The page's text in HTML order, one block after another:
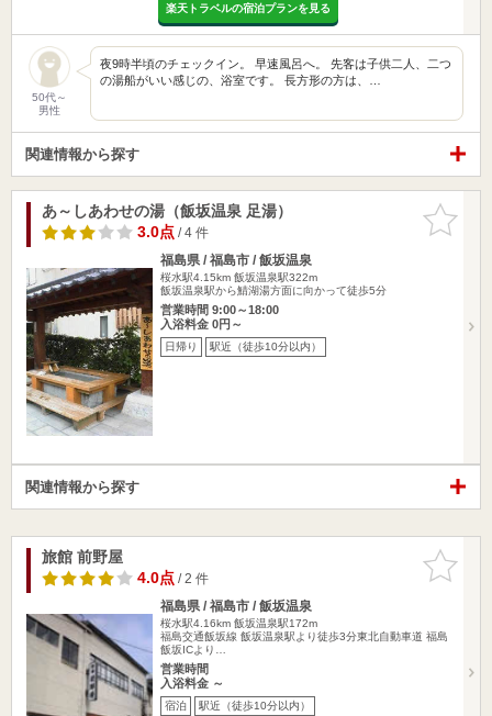
楽天トラベルの宿泊プランを見る
50代～
男性
夜9時半頃のチェックイン。 早速風呂へ。 先客は子供二人、二つ
の湯船がいい感じの、浴室です。 長方形の方は、…
関連情報から探す
お気に入
りに追加
あ～しあわせの湯（飯坂温泉 足湯）
3.0点/ 4 件
福島県 / 福島市 / 飯坂温泉
桜水駅4.15km 飯坂温泉駅322m
飯坂温泉駅から鯖湖湯方面に向かって徒歩5分
営業時間 9:00～18:00
入浴料金 0円～
日帰り 駅近（徒歩10分以内）
関連情報から探す
お気に入
りに追加
旅館 前野屋
4.0点/ 2 件
福島県 / 福島市 / 飯坂温泉
桜水駅4.16km 飯坂温泉駅172m
福島交通飯坂線 飯坂温泉駅より徒歩3分東北自動車道 福島
飯坂ICより…
営業時間
入浴料金 ～
宿泊 駅近（徒歩10分以内）